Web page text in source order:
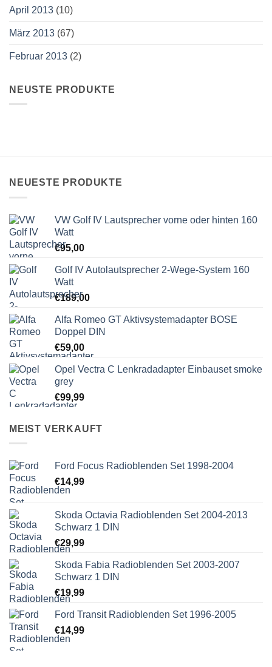
April 2013 (10)
März 2013 (67)
Februar 2013 (2)
NEUSTE PRODUKTE
NEUESTE PRODUKTE
VW Golf IV Lautsprecher vorne oder hinten 160
Watt
€95,00
Golf IV Autolautsprecher 2-Wege-System 160
Watt
€189,00
Alfa Romeo GT Aktivsystemadapter BOSE
Doppel DIN
€59,00
Opel Vectra C Lenkradadapter Einbauset smoke
grey
€99,99
MEIST VERKAUFT
Ford Focus Radioblenden Set 1998-2004
€14,99
Skoda Octavia Radioblenden Set 2004-2013
Schwarz 1 DIN
€29,99
Skoda Fabia Radioblenden Set 2003-2007
Schwarz 1 DIN
€19,99
Ford Transit Radioblenden Set 1996-2005
€14,99